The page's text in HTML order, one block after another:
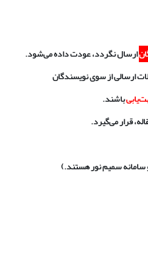
ارسال نگردد، عودت داده می‌شود.
ارسالی از سوی نویسندگان
باشند.
قرار می‌گیرد.
سامانه سمیم نور هستند.)